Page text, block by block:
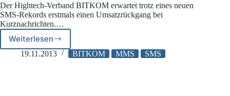
Der Hightech-Verband BITKOM erwartet trotz eines neuen
SMS-Rekords erstmals einen Umsatzrückgang bei
Kurznachrichten.…
Weiterlesen
BITKOM:
Erstmals
19.11.2013 BITKOM MMS SMS